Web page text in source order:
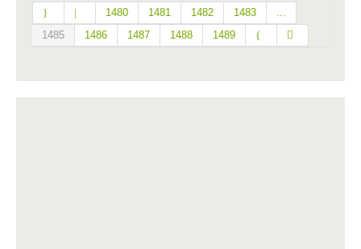
1480 1481 1482 1483
1485
1486 1487 1488 1489